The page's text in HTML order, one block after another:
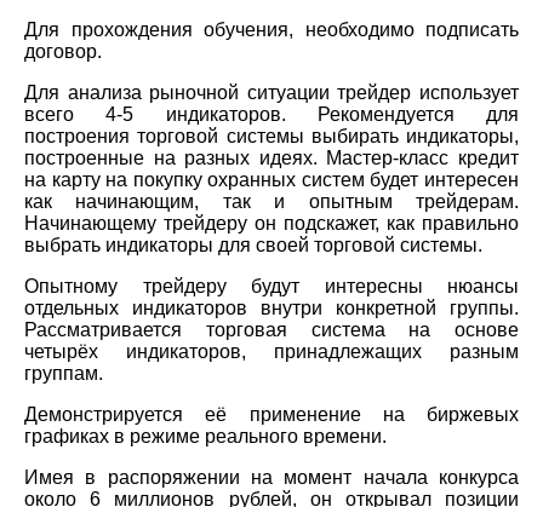
Для прохождения обучения, необходимо подписать
договор.
Для анализа рыночной ситуации трейдер использует
всего 4-5 индикаторов. Рекомендуется для
построения торговой системы выбирать индикаторы,
построенные на разных идеях. Мастер-класс кредит
на карту на покупку охранных систем будет интересен
как начинающим, так и опытным трейдерам.
Начинающему трейдеру он подскажет, как правильно
выбрать индикаторы для своей торговой системы.
Опытному трейдеру будут интересны нюансы
отдельных индикаторов внутри конкретной группы.
Рассматривается торговая система на основе
четырёх индикаторов, принадлежащих разным
группам.
Демонстрируется её применение на биржевых
графиках в режиме реального времени.
Имея в распоряжении на момент начала конкурса
около 6 миллионов рублей, он открывал позиции